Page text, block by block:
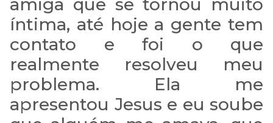
amiga que se tornou muito
íntima, até hoje a gente tem
contato e foi o que
realmente resolveu meu
problema. Ela me
apresentou Jesus e eu soube
mensagem demore mais
que o normal.
Por isso, pedimos sua
compreensão e